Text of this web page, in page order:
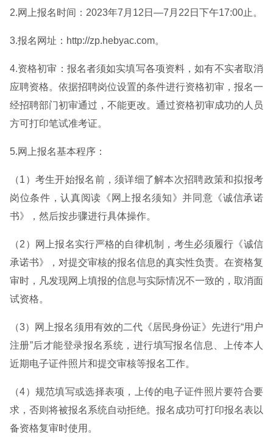
2.网上报名时间：2023年7月12日—7月22日下午17:00止。
3.报名网址：http://zp.hebyac.com。
4.资格初审：报名者须如实填写各项资料，如有不实者取消
应聘资格。依据招聘岗位设置的条件进行资格初审，报名一
经招聘部门初审通过，不能更改。通过资格初审成功的人员
方可打印笔试准考证。
5.网上报名基本程序：
（1）考生开始报名前，须详细了解本次招聘政策和拟报考
岗位条件，认真阅读《网上报名须知》并同意《诚信承诺
书》，然后按步骤进行具体操作。
（2）网上报名实行严格的自律机制，考生必须履行《诚信
承诺书》，对提交审核的报名信息的真实性负责。在资格复
审时，凡发现网上填报的信息与实际情况不一致的，取消面
试资格。
（3）网上报名须用有效的二代《居民身份证》先进行“用户
注册”后才能登录报名系统，进行填写报名信息、上传本人
近期电子证件照片和提交审核等报名工作。
（4）规范填写或选择表项，上传的电子证件照片要符合要
求，否则将被报名系统自动拒绝。报名成功可打印报名表以
备资格复审时使用。